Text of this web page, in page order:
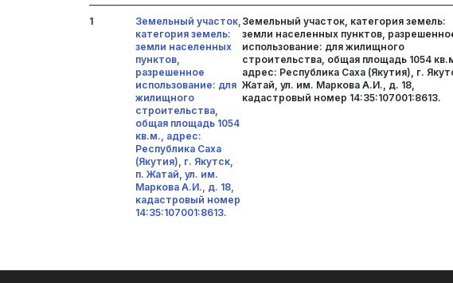
1
Земельный участок,
категория земель:
земли населенных
пунктов,
разрешенное
использование: для
жилищного
строительства,
общая площадь 1054
кв.м., адрес:
Республика Саха
(Якутия), г. Якутск,
п. Жатай, ул. им.
Маркова А.И., д. 18,
кадастровый номер
14:35:107001:8613.
Земельный участок, категория земель:
земли населенных пунктов,
использование: для жилищного
строительства, общая площадь 1054
адрес: Республика Саха (Якутия), г.
Жатай, ул. им. Маркова А.И., д. 18,
кадастровый номер 14:35:107001:8613.